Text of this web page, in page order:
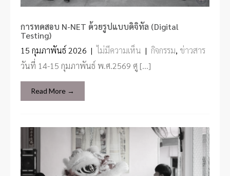
การทดสอบ N-NET ด้วยรูปแบบดิจิทัล (Digital
Testing)
15 กุมภาพันธ์ 2026 | ไม่มีความเห็น | กิจกรรม, ข่าวสาร
วันที่ 14-15 กุมภาพันธ์ พ.ศ.2569 ศู […]
Read More →